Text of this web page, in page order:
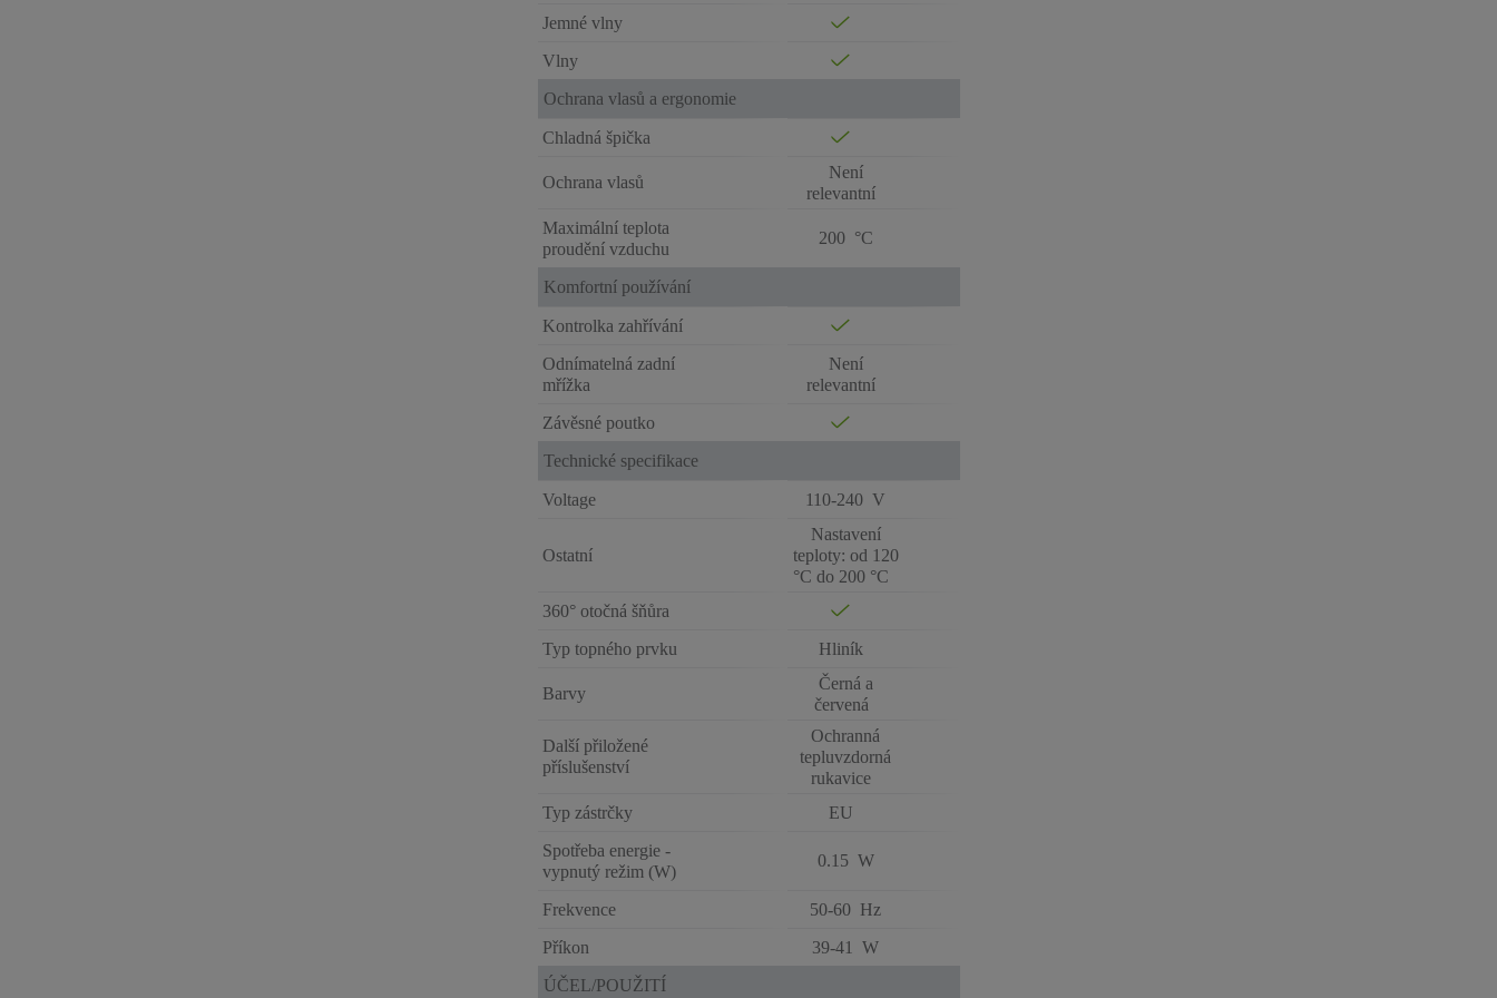
Jemné vlny
Vlny
Ochrana vlasů a ergonomie
Chladná špička
Ochrana vlasů
Není
relevantní
Maximální teplota
proudění vzduchu
200 °C
Komfortní používání
Kontrolka zahřívání
Odnímatelná zadní
mřížka
Není
relevantní
Závěsné poutko
Technické specifikace
Voltage 110-240 V
Ostatní
Nastavení
teploty: od 120
°C do 200 °C
360° otočná šňůra
Typ topného prvku
Hliník
Barvy
Černá a
červená
Další přiložené
příslušenství
Ochranná
tepluvzdorná
rukavice
Typ zástrčky
EU
Spotřeba energie -
vypnutý režim (W)
0.15 W
Frekvence
50-60 Hz
Příkon
39-41 W
ÚČEL/POUŽITÍ